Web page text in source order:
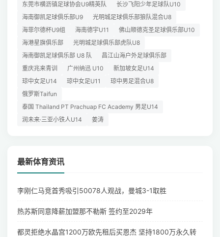
东莞市横沥镇足球协会U9精英队
长沙飞阳少年足球队U10
海南御凯足球俱乐部U9
光明城足球俱乐部狼队混合U8
海菲尔德杯U9组
海南德宇U11
佛山顺德克圣足球俱乐部U10
海港星旗俱乐部
光明城足球俱乐部虎队U8
海南御凯足球俱乐部 U8 队
昌江山海户外足球俱乐部
重庆兆来青训
广州纳迅 U10
新加坡女足U14
琼中女足U14
琼中女足U11
琼中男足混合U8
俄罗斯Taifun
泰国 Thailand PT Prachuap FC Academy 男足U14
润未来·三亚小铁人U14
姜涛
最新体育资讯
李刚仁马竞首秀吸引50078人观战，曼城3-1取胜
热苏斯同意降薪加盟那不勒斯 签约至2029年
都灵拒绝水晶宫1200万欧先租后买恩杰 坚持1800万永久转